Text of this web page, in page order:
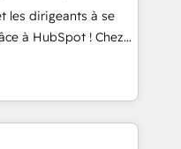
SaaS and
a customized
including a
a focus on ROI and
les dirigeants à se
à HubSpot ! Chez
conviction que la
l’innovation web,
client ! C'est
fois capables de